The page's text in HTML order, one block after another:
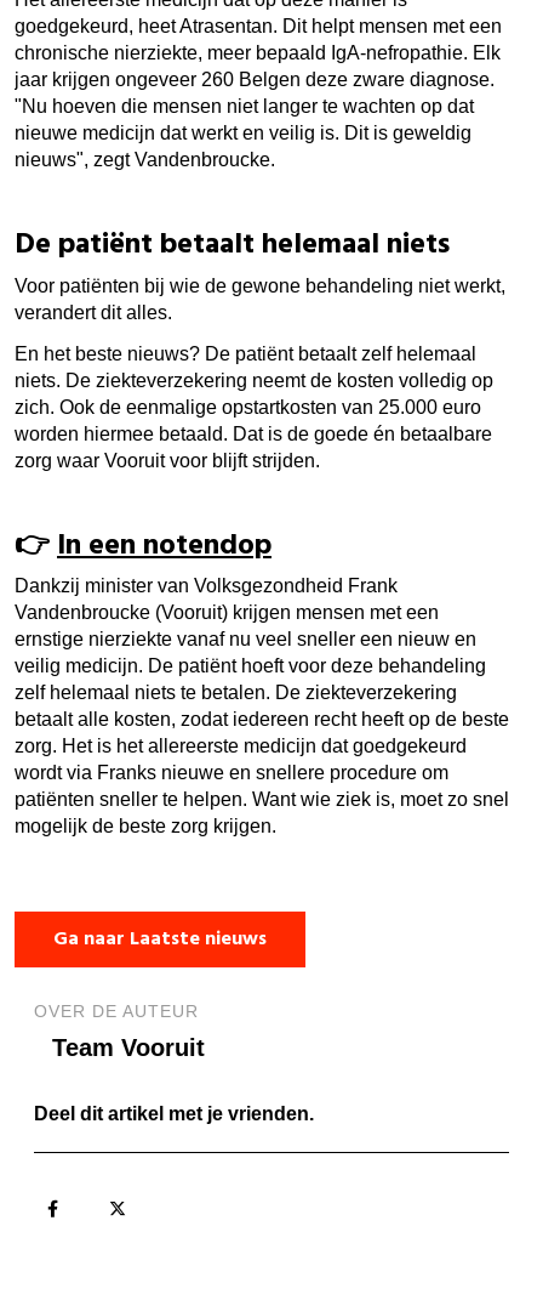
goedgekeurd, heet Atrasentan. Dit helpt mensen met een
chronische nierziekte, meer bepaald IgA-nefropathie. Elk
jaar krijgen ongeveer 260 Belgen deze zware diagnose.
"Nu hoeven die mensen niet langer te wachten op dat
nieuwe medicijn dat werkt en veilig is. Dit is geweldig
nieuws", zegt Vandenbroucke.
De patiënt betaalt helemaal niets
Voor patiënten bij wie de gewone behandeling niet werkt,
verandert dit alles.
En het beste nieuws? De patiënt betaalt zelf helemaal
niets. De ziekteverzekering neemt de kosten volledig op
zich. Ook de eenmalige opstartkosten van 25.000 euro
worden hiermee betaald. Dat is de goede én betaalbare
zorg waar Vooruit voor blijft strijden.
👉​In een notendop
Dankzij minister van Volksgezondheid Frank
Vandenbroucke (Vooruit) krijgen mensen met een
ernstige nierziekte vanaf nu veel sneller een nieuw en
veilig medicijn. De patiënt hoeft voor deze behandeling
zelf helemaal niets te betalen. De ziekteverzekering
betaalt alle kosten, zodat iedereen recht heeft op de beste
zorg. Het is het allereerste medicijn dat goedgekeurd
wordt via Franks nieuwe en snellere procedure om
patiënten sneller te helpen. Want wie ziek is, moet zo snel
mogelijk de beste zorg krijgen.
Ga naar Laatste nieuws
OVER DE AUTEUR
Team Vooruit
Deel dit artikel met je vrienden.